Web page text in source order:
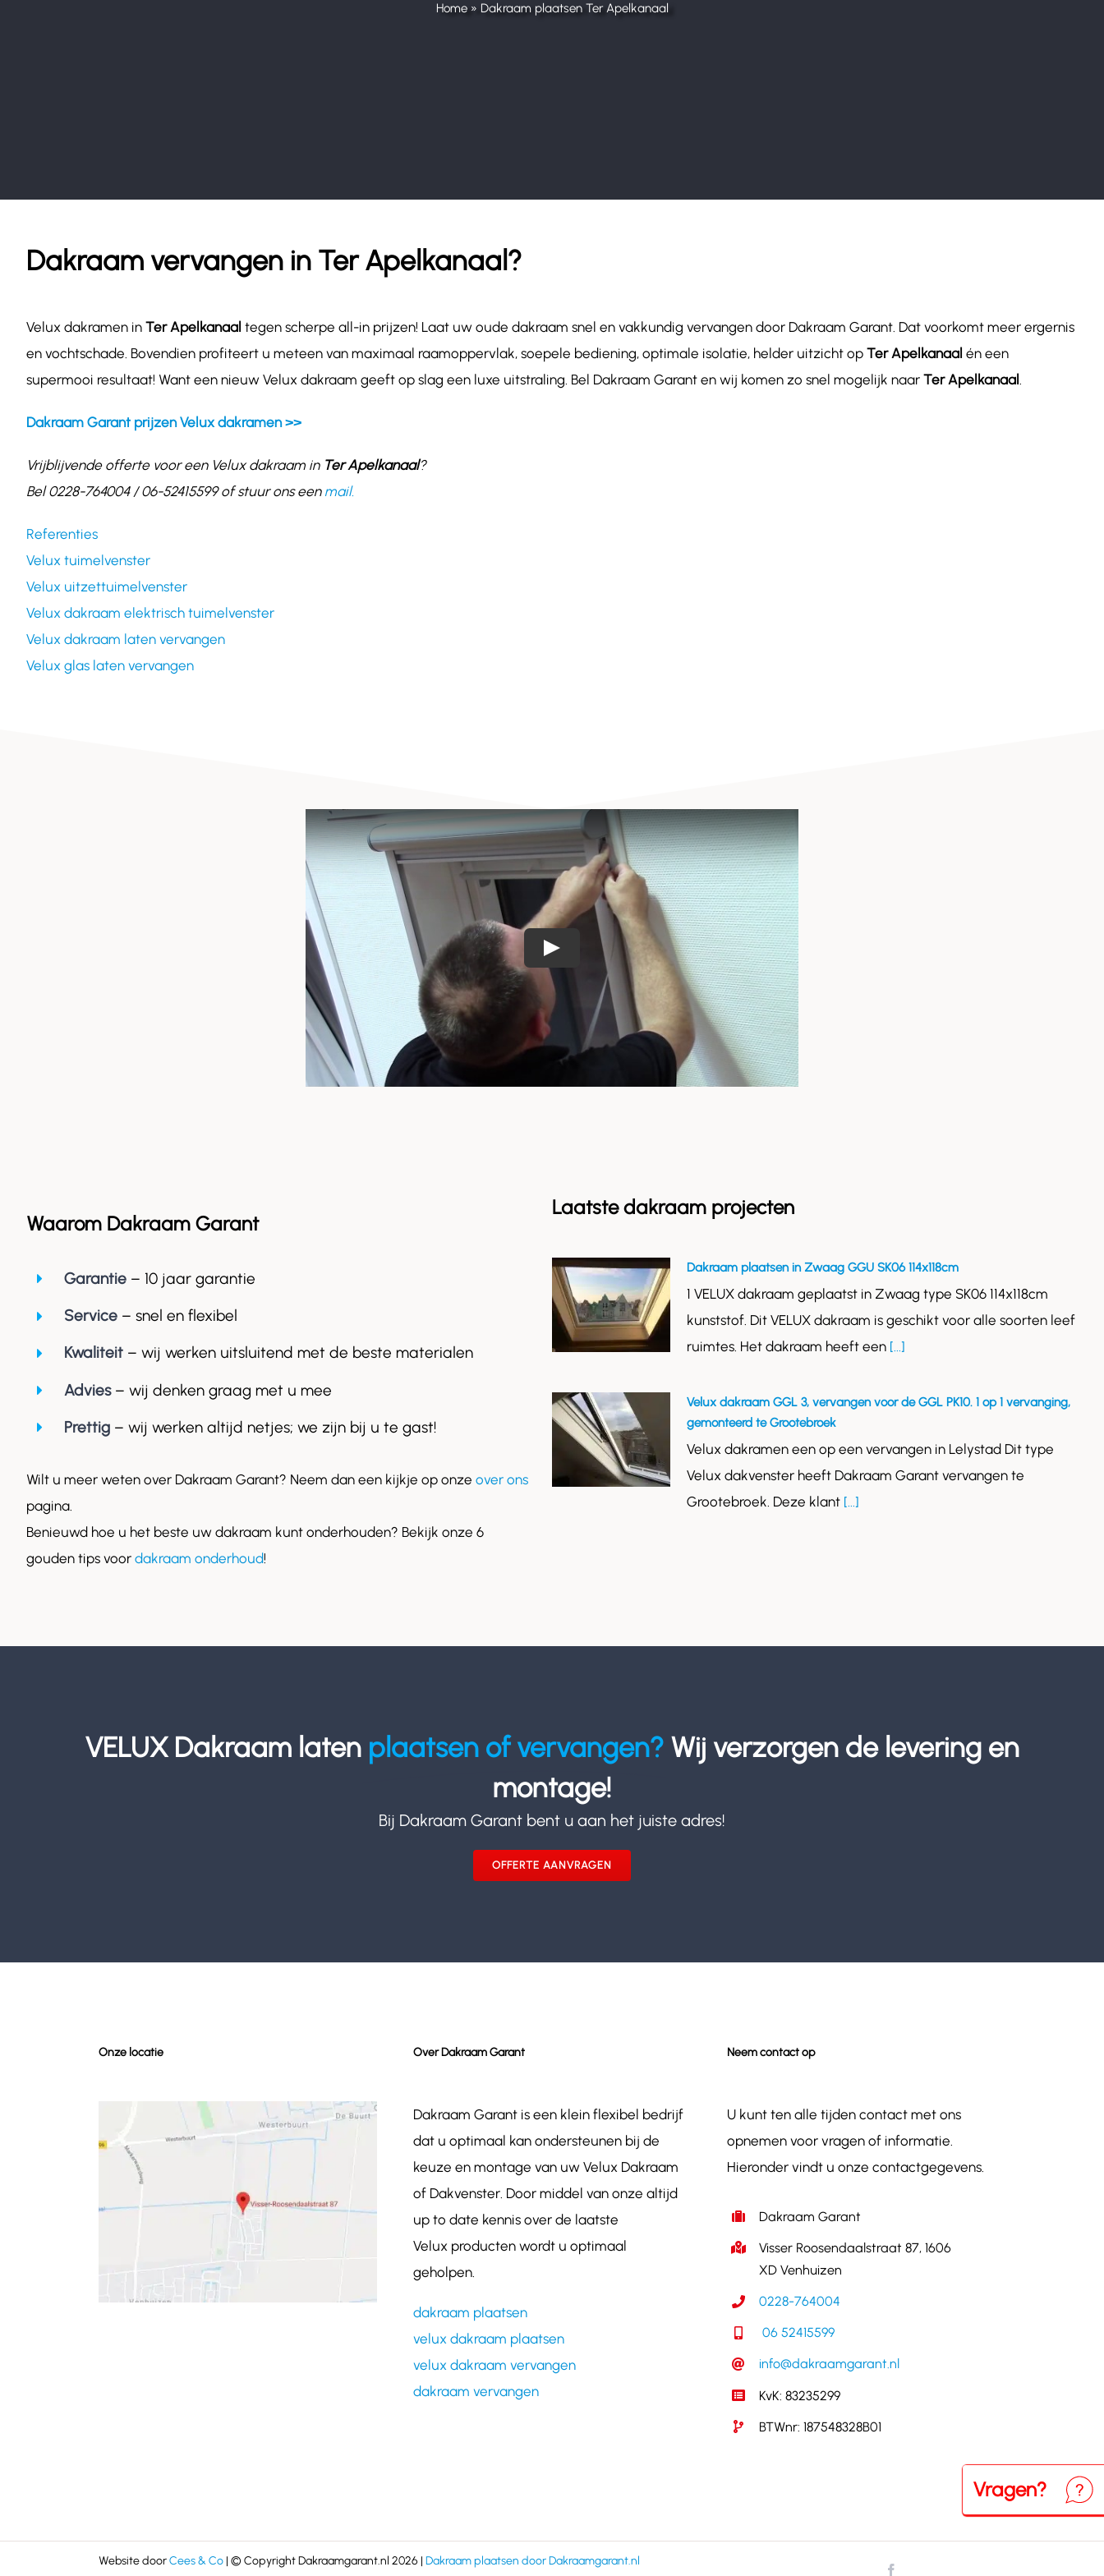
Home» Dakraam plaatsen Ter Apelkanaal
Dakraam vervangen in Ter Apelkanaal?
Velux dakramen in Ter Apelkanaal tegen scherpe all-in prijzen! Laat uw oude dakraam snel en vakkundig vervangen door Dakraam Garant. Dat voorkomt meer ergernis
en vochtschade. Bovendien profiteert u meteen van maximaal raamoppervlak, soepele bediening, optimale isolatie, helder uitzicht op Ter Apelkanaal én een
supermooi resultaat! Want een nieuw Velux dakraam geeft op slag een luxe uitstraling. Bel Dakraam Garant en wij komen zo snel mogelijk naar Ter Apelkanaal .
Dakraam Garant prijzen Velux dakramen >>
Vrijblijvende offerte voor een Velux dakraam in Ter Apelkanaal?
Bel 0228-764004 / 06-52415599 of stuur ons een mail.
Referenties
Velux tuimelvenster
Velux uitzettuimelvenster
Velux dakraam elektrisch tuimelvenster
Velux dakraam laten vervangen
Velux glas laten vervangen
Waarom Dakraam Garant
Garantie– 10 jaar garantie
Service – snel en flexibel
Kwaliteit– wij werken uitsluitend met de beste materialen
Advies– wij denken graag met u mee
Prettig– wij werken altijd netjes; we zijn bij u te gast!
Wilt u meer weten over Dakraam Garant? Neem dan een kijkje op onze over ons
pagina.
Benieuwd hoe u het beste uw dakraam kunt onderhouden? Bekijk onze 6
gouden tips voor dakraam onderhoud!
Laatste dakraam projecten
Dakraam plaatsen in Zwaag GGU SK06 114x118cm
1 VELUX dakraam geplaatst in Zwaag type SK06 114x118cm
kunststof. Dit VELUX dakraam is geschikt voor alle soorten leef
ruimtes. Het dakraam heeft een [...]
Velux dakraam GGL 3, vervangen voor de GGL PK10. 1 op 1 vervanging,
gemonteerd te Grootebroek
Velux dakramen een op een vervangen in Lelystad Dit type
Velux dakvenster heeft Dakraam Garant vervangen te
Grootebroek. Deze klant [...]
VELUX Dakraam laten plaatsen of vervangen? Wij verzorgen de levering en
montage!
Bij Dakraam Garant bent u aan het juiste adres!
OFFERTE AANVRAGEN
Onze locatie Over Dakraam Garant
Dakraam Garant is een klein flexibel bedrijf
dat u optimaal kan ondersteunen bij de
keuze en montage van uw Velux Dakraam
of Dakvenster. Door middel van onze altijd
up to date kennis over de laatste
Velux producten wordt u optimaal
geholpen.
dakraam plaatsen
velux dakraam plaatsen
velux dakraam vervangen
dakraam vervangen
Neem contact op
U kunt ten alle tijden contact met ons
opnemen voor vragen of informatie.
Hieronder vindt u onze contactgegevens.
Dakraam Garant
Visser Roosendaalstraat 87, 1606
XD Venhuizen
0228-764004
06 52415599
info@dakraamgarant.nl
KvK: 83235299
BTWnr: 187548328B01
Website doorCees & Co| © Copyright Dakraamgarant.nl 2026 | Dakraam plaatsen door Dakraamgarant.nl
Vragen?